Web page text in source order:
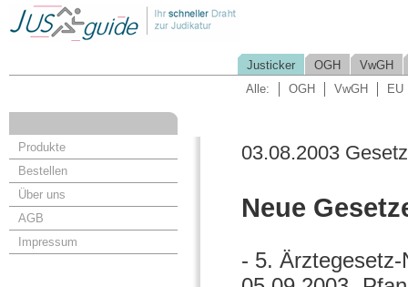
Justicker OGH
VwGH
Alle:
OGH VwGH EU
Produkte
Bestellen
Über uns
AGB
Impressum
03.08.2003
Neue
- 5.